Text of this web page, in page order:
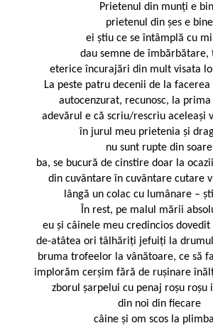
Prietenul din munți e
prietenul din șes e bine
ei știu ce se întâmplă cu
dau semne de
eterice încurajări din mult visata
La peste patru decenii de la facerea
autocenzurat, recunosc, la
adevărul e că scriu/rescriu aceleași
în jurul meu prietenia și
nu sunt rupte din soare
ba, se bucură de cinstire doar la
din cuvântare în cuvântare cutare
lângă un colac cu lumânare –
În rest, pe malul mării
eu și câinele meu credincios
de-atâtea ori tâlhăriți jefuiți la
bruma trofeelor la vânătoare, ce să
implorăm cerșim fără de rușinare
zborul șarpelui cu penaj roșu roșu
din noi din fiecare
câine și om scos la